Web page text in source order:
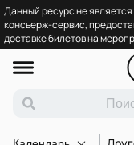
Данный ресурс не
консьерж-сервис,
доставке билетов на